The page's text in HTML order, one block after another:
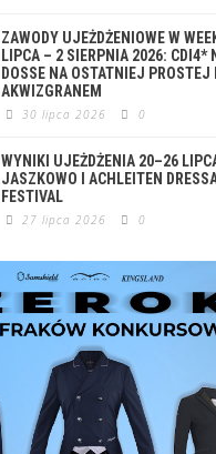
ZAWODY UJEŻDŻENIOWE W
LIPCA – 2 SIERPNIA 2026: CDI4*
DOSSE NA OSTATNIEJ PROSTEJ
AKWIZGRANEM
30 lipca 2026 0
WYNIKI UJEŻDŻENIA 20–26
JASZKOWO I ACHLEITEN
FESTIVAL
27 lipca 2026 0